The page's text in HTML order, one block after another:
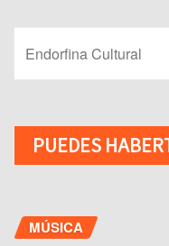
Endorfina Cultural
PUEDES
MÚSICA